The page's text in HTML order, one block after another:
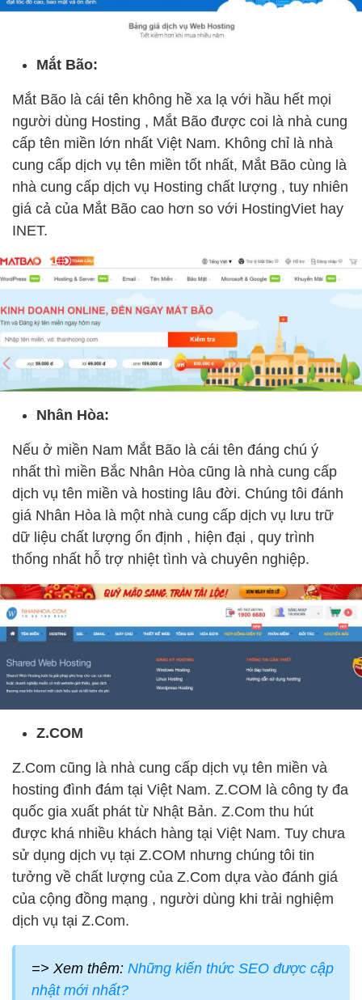
Mắt Bão:
Mắt Bão là cái tên không hề xa lạ với hầu hết mọi
người dùng Hosting , Mắt Bão được coi là nhà cung
cấp tên miền lớn nhất Việt Nam. Không chỉ là nhà
cung cấp dịch vụ tên miền tốt nhất, Mắt Bão cùng là
nhà cung cấp dịch vụ Hosting chất lượng , tuy nhiên
giá cả của Mắt Bão cao hơn so với HostingViet hay
INET.
Nhân Hòa:
Nếu ở miền Nam Mắt Bão là cái tên đáng chú ý
nhất thì miền Bắc Nhân Hòa cũng là nhà cung cấp
dịch vụ tên miền và hosting lâu đời. Chúng tôi đánh
giá Nhân Hòa là một nhà cung cấp dịch vụ lưu trữ
dữ liệu chất lượng ổn định , hiện đại , quy trình
thống nhất hỗ trợ nhiệt tình và chuyên nghiệp.
Z.COM
Z.Com cũng là nhà cung cấp dịch vụ tên miền và
hosting đình đám tại Việt Nam. Z.COM là công ty đa
quốc gia xuất phát từ Nhật Bản. Z.Com thu hút
được khá nhiều khách hàng tại Việt Nam. Tuy chưa
sử dụng dịch vụ tại Z.COM nhưng chúng tôi tin
tưởng về chất lượng của Z.Com dựa vào đánh giá
của cộng đồng mạng , người dùng khi trải nghiệm
dịch vụ tại Z.Com.
=> Xem thêm: Những kiến thức SEO được cập
nhật mới nhất?